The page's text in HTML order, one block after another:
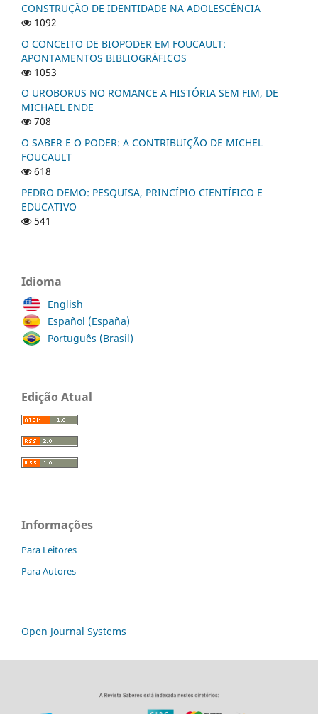
CONSTRUÇÃO DE IDENTIDADE NA ADOLESCÊNCIA
1092
O CONCEITO DE BIOPODER EM FOUCAULT:
APONTAMENTOS BIBLIOGRÁFICOS
1053
O UROBORUS NO ROMANCE A HISTÓRIA SEM FIM, DE
MICHAEL ENDE
708
O SABER E O PODER: A CONTRIBUIÇÃO DE MICHEL
FOUCAULT
618
PEDRO DEMO: PESQUISA, PRINCÍPIO CIENTÍFICO E
EDUCATIVO
541
Idioma
English
Español (España)
Português (Brasil)
Edição Atual
Informações
Para Leitores
Para Autores
Open Journal Systems